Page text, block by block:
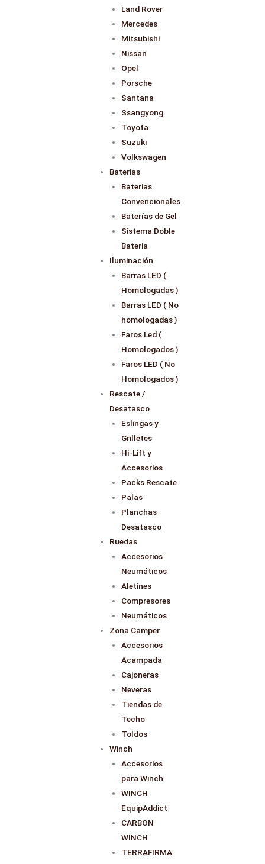
Land Rover
Mercedes
Mitsubishi
Nissan
Opel
Porsche
Santana
Ssangyong
Toyota
Suzuki
Volkswagen
Baterias
Baterias
Convencionales
Baterías de Gel
Sistema Doble
Bateria
Iluminación
Barras LED (
Homologadas )
Barras LED ( No
homologadas )
Faros Led (
Homologados )
Faros LED ( No
Homologados )
Rescate /
Desatasco
Eslingas y
Grilletes
Hi-Lift y
Accesorios
Packs Rescate
Palas
Planchas
Desatasco
Ruedas
Accesorios
Neumáticos
Aletines
Compresores
Neumáticos
Zona Camper
Accesorios
Acampada
Cajoneras
Neveras
Tiendas de
Techo
Toldos
Winch
Accesorios
para Winch
WINCH
EquipAddict
CARBON
WINCH
TERRAFIRMA